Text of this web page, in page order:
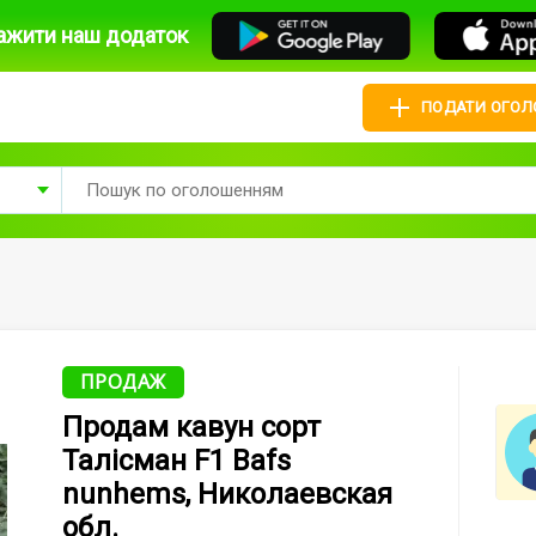
наш додаток
ПОДАТИ
ПРОДАЖ
Продам кавун сорт
Талісман F1 Bafs
nunhems, Николаевская
обл.